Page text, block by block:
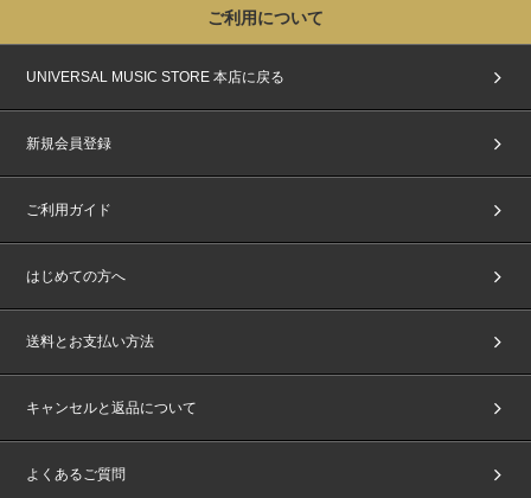
ご利用について
UNIVERSAL MUSIC STORE 本店に戻る
新規会員登録
ご利用ガイド
はじめての方へ
送料とお支払い方法
キャンセルと返品について
よくあるご質問